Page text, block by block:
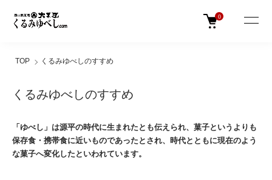
0
TOP くるみゆべしのすすめ
くるみゆべしのすすめ
「ゆべし」は源平の時代に生まれたとも伝えられ、菓子というよりも
保存食・携帯食に近いものであったとされ、時代とともに現在のよう
な菓子へ変化したといわれています。